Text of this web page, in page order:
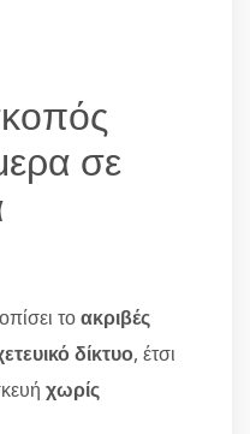
σε
τοακριβές
δίκτυο, έτσι
χωρίς